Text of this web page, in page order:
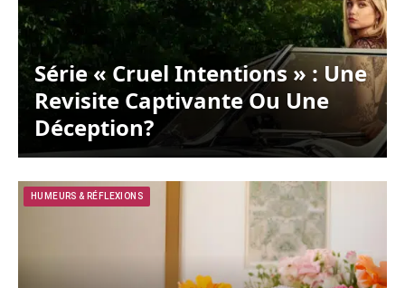
Série « Cruel Intentions » : Une
Revisite Captivante Ou Une
Déception?
HUMEURS & RÉFLEXIONS